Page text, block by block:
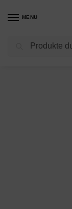
MENU
Meine Weine